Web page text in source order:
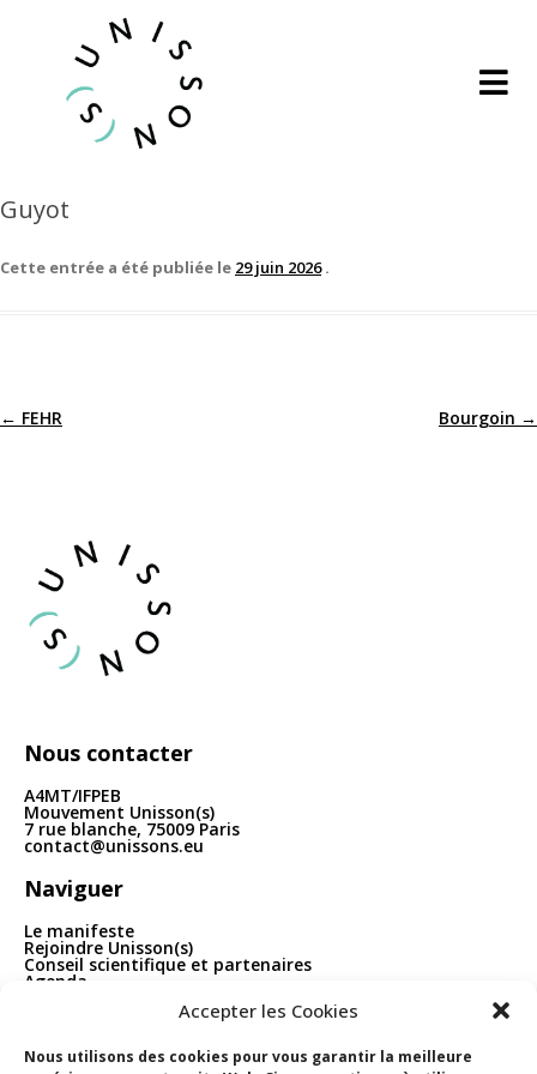
Accepter les Cookies
Nous utilisons des cookies pour vous garantir la meilleure
Guyot
Cette entrée a été publiée le 29 juin 2026 .
Navigation
articles
← FEHR Bourgoin →
Nous contacter
A4MT/IFPEB
Mouvement Unisson(s)
7 rue blanche, 75009 Paris
contact@unissons.eu
Naviguer
Le manifeste
Rejoindre Unisson(s)
Conseil scientifique et partenaires
Agenda